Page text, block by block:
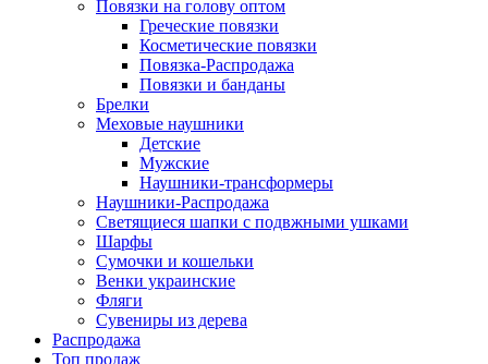
Повязки на голову оптом
Греческие повязки
Косметические повязки
Повязка-Распродажа
Повязки и банданы
Брелки
Меховые наушники
Детские
Мужские
Наушники-трансформеры
Наушники-Распродажа
Светящиеся шапки с подвжными ушками
Шарфы
Сумочки и кошельки
Венки украинские
Фляги
Сувениры из дерева
Распродажа
Топ продаж